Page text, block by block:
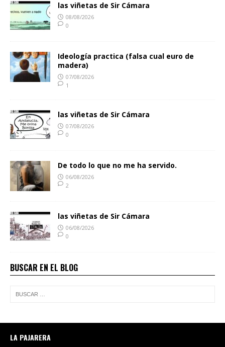
las viñetas de Sir Cámara
08/08/2026
0
Ideología practica (falsa cual euro de
madera)
07/08/2026
1
las viñetas de Sir Cámara
07/08/2026
0
De todo lo que no me ha servido.
06/08/2026
2
las viñetas de Sir Cámara
06/08/2026
0
BUSCAR EN EL BLOG
LA PAJARERA